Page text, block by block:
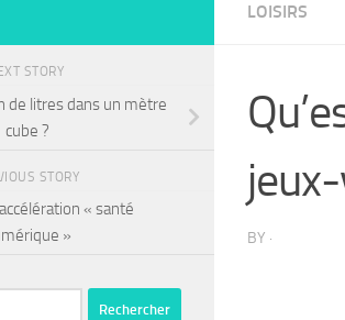
LOISIRS
BY ·
STORY
de litres dans un mètre
cube ?
STORY
« santé
»